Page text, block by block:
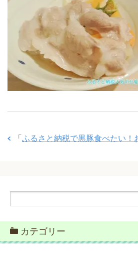
「 ふるさと納税で黒豚食べたい！
カテゴリー